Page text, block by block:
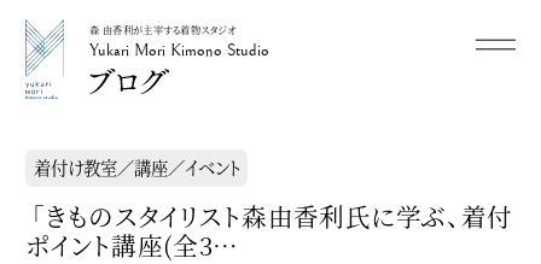
Yukari Mori Kimono Studio
森 由香利が主宰する着物スタジオ
Yukari Mori Kimono Studio メニュー
着付け教室／講座／イベント
「きものスタイリスト森由香利氏に学ぶ、着付
ポイント講座(全3…